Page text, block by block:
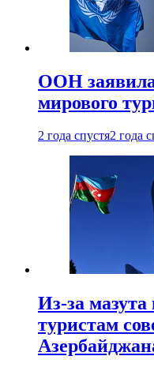
ООН заявила
мирового
2 года спустя2 года
Из-за
туристам